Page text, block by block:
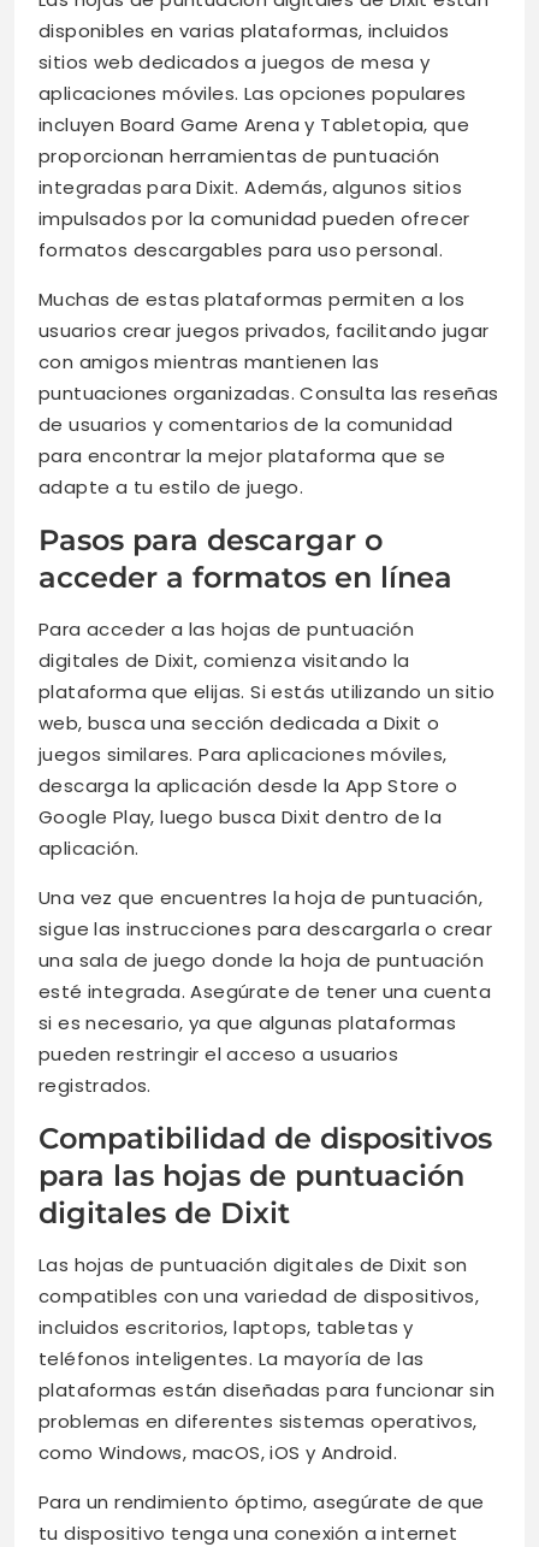
disponibles en varias plataformas, incluidos
sitios web dedicados a juegos de mesa y
aplicaciones móviles. Las opciones populares
incluyen Board Game Arena y Tabletopia, que
proporcionan herramientas de puntuación
integradas para Dixit. Además, algunos sitios
impulsados por la comunidad pueden ofrecer
formatos descargables para uso personal.
Muchas de estas plataformas permiten a los
usuarios crear juegos privados, facilitando jugar
con amigos mientras mantienen las
puntuaciones organizadas. Consulta las reseñas
de usuarios y comentarios de la comunidad
para encontrar la mejor plataforma que se
adapte a tu estilo de juego.
Pasos para descargar o
acceder a formatos en línea
Para acceder a las hojas de puntuación
digitales de Dixit, comienza visitando la
plataforma que elijas. Si estás utilizando un sitio
web, busca una sección dedicada a Dixit o
juegos similares. Para aplicaciones móviles,
descarga la aplicación desde la App Store o
Google Play, luego busca Dixit dentro de la
aplicación.
Una vez que encuentres la hoja de puntuación,
sigue las instrucciones para descargarla o crear
una sala de juego donde la hoja de puntuación
esté integrada. Asegúrate de tener una cuenta
si es necesario, ya que algunas plataformas
pueden restringir el acceso a usuarios
registrados.
Compatibilidad de dispositivos
para las hojas de puntuación
digitales de Dixit
Las hojas de puntuación digitales de Dixit son
compatibles con una variedad de dispositivos,
incluidos escritorios, laptops, tabletas y
teléfonos inteligentes. La mayoría de las
plataformas están diseñadas para funcionar sin
problemas en diferentes sistemas operativos,
como Windows, macOS, iOS y Android.
Para un rendimiento óptimo, asegúrate de que
tu dispositivo tenga una conexión a internet